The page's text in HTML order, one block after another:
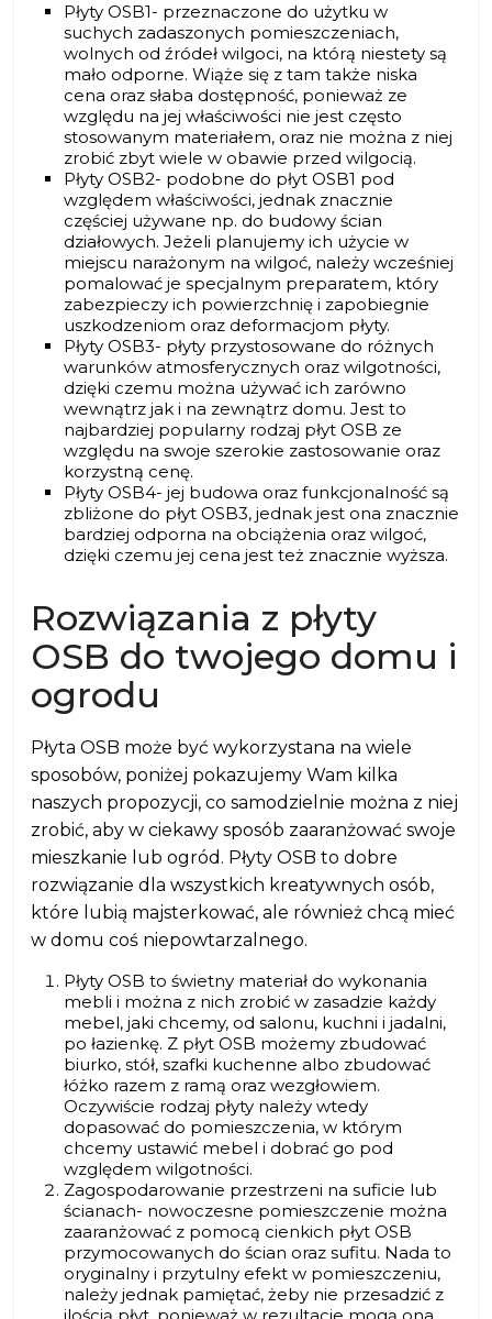
Płyty OSB1- przeznaczone do użytku w
suchych zadaszonych pomieszczeniach,
wolnych od źródeł wilgoci, na którą niestety są
mało odporne. Wiąże się z tam także niska
cena oraz słaba dostępność, ponieważ ze
względu na jej właściwości nie jest często
stosowanym materiałem, oraz nie można z niej
zrobić zbyt wiele w obawie przed wilgocią.
Płyty OSB2- podobne do płyt OSB1 pod
względem właściwości, jednak znacznie
częściej używane np. do budowy ścian
działowych. Jeżeli planujemy ich użycie w
miejscu narażonym na wilgoć, należy wcześniej
pomalować je specjalnym preparatem, który
zabezpieczy ich powierzchnię i zapobiegnie
uszkodzeniom oraz deformacjom płyty.
Płyty OSB3- płyty przystosowane do różnych
warunków atmosferycznych oraz wilgotności,
dzięki czemu można używać ich zarówno
wewnątrz jak i na zewnątrz domu. Jest to
najbardziej popularny rodzaj płyt OSB ze
względu na swoje szerokie zastosowanie oraz
korzystną cenę.
Płyty OSB4- jej budowa oraz funkcjonalność są
zbliżone do płyt OSB3, jednak jest ona znacznie
bardziej odporna na obciążenia oraz wilgoć,
dzięki czemu jej cena jest też znacznie wyższa.
Rozwiązania z płyty
OSB do twojego domu i
ogrodu
Płyta OSB może być wykorzystana na wiele
sposobów, poniżej pokazujemy Wam kilka
naszych propozycji, co samodzielnie można z niej
zrobić, aby w ciekawy sposób zaaranżować swoje
mieszkanie lub ogród. Płyty OSB to dobre
rozwiązanie dla wszystkich kreatywnych osób,
które lubią majsterkować, ale również chcą mieć
w domu coś niepowtarzalnego.
Płyty OSB to świetny materiał do wykonania
mebli i można z nich zrobić w zasadzie każdy
mebel, jaki chcemy, od salonu, kuchni i jadalni,
po łazienkę. Z płyt OSB możemy zbudować
biurko, stół, szafki kuchenne albo zbudować
łóżko razem z ramą oraz wezgłowiem.
Oczywiście rodzaj płyty należy wtedy
dopasować do pomieszczenia, w którym
chcemy ustawić mebel i dobrać go pod
względem wilgotności.
Zagospodarowanie przestrzeni na suficie lub
ścianach- nowoczesne pomieszczenie można
zaaranżować z pomocą cienkich płyt OSB
przymocowanych do ścian oraz sufitu. Nada to
oryginalny i przytulny efekt w pomieszczeniu,
należy jednak pamiętać, żeby nie przesadzić z